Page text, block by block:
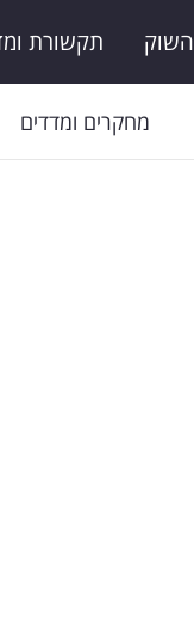
השוק תקשורת
מחקרים ומדדים